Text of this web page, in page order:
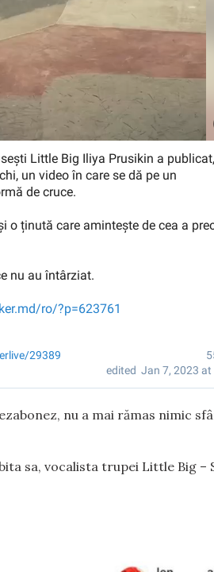
nu a mai rămas nimic
sa, vocalista trupei Little Big –